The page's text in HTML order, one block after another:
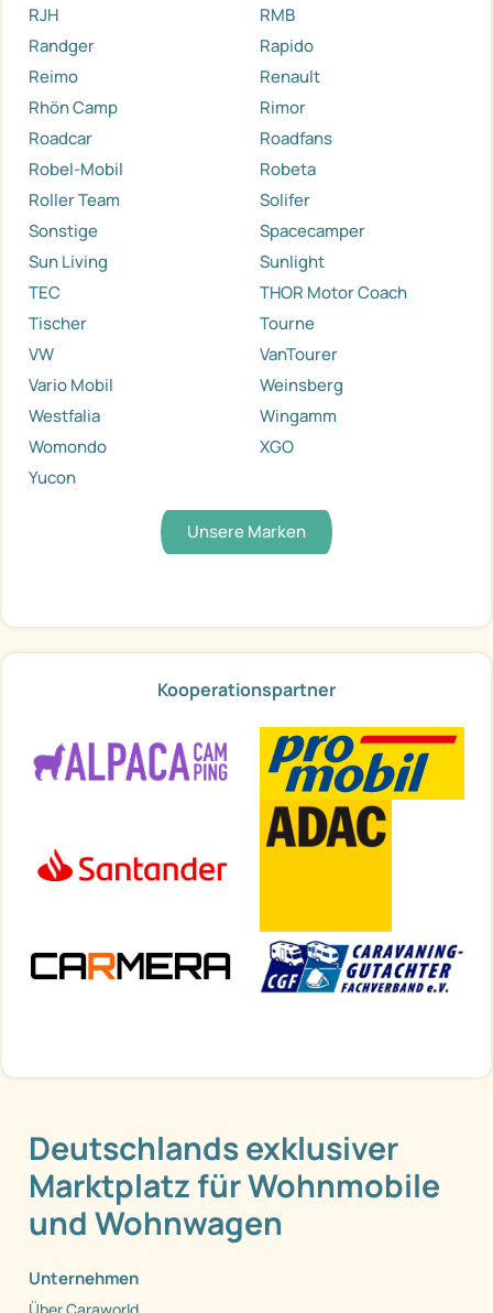
RJH
RMB
Randger
Rapido
Reimo
Renault
Rhön Camp
Rimor
Roadcar
Roadfans
Robel-Mobil
Robeta
Roller Team
Solifer
Sonstige
Spacecamper
Sun Living
Sunlight
TEC
THOR Motor Coach
Tischer
Tourne
VW
VanTourer
Vario Mobil
Weinsberg
Westfalia
Wingamm
Womondo
XGO
Yucon
Unsere Marken
Kooperationspartner
Deutschlands exklusiver
Marktplatz für Wohnmobile
und Wohnwagen
Unternehmen